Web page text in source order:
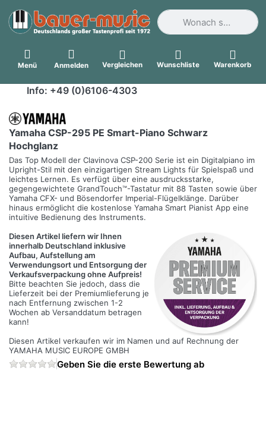
Geben Sie einen
Menü Anmelden Vergleichen Wunschliste Warenkorb
Info: +49 (0)6106-4303
Yamaha CSP-295 PE Smart-Piano Schwarz
Hochglanz
Das Top Modell der Clavinova CSP-200 Serie ist ein Digitalpiano im
Upright-Stil mit den einzigartigen Stream Lights für Spielspaß und
leichtes Lernen. Es verfügt über eine ausdrucksstarke,
gegengewichtete GrandTouch™-Tastatur mit 88 Tasten sowie über
Yamaha CFX- und Bösendorfer Imperial-Flügelklänge. Darüber
hinaus ermöglicht die kostenlose Yamaha Smart Pianist App eine
intuitive Bedienung des Instruments.
Diesen Artikel liefern wir Ihnen
innerhalb Deutschland inklusive
Aufbau, Aufstellung am
Verwendungsort und Entsorgung der
Verkaufsverpackung ohne Aufpreis!
Bitte beachten Sie jedoch, dass die
Lieferzeit bei der Premiumlieferung je
nach Entfernung zwischen 1-2
Wochen ab Versanddatum betragen
kann!
Diesen Artikel verkaufen wir im Namen und auf Rechnung der
YAMAHA MUSIC EUROPE GMBH
Geben Sie die erste Bewertung ab